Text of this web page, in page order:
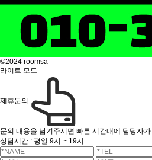
©2024 roomsa
라이트 모드
제휴문의
문의 내용을 남겨주시면 빠른 시간내에 담당자
상담시간 : 평일 9시 ~ 19시